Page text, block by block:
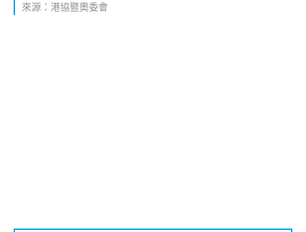
來源：港協暨奧委會